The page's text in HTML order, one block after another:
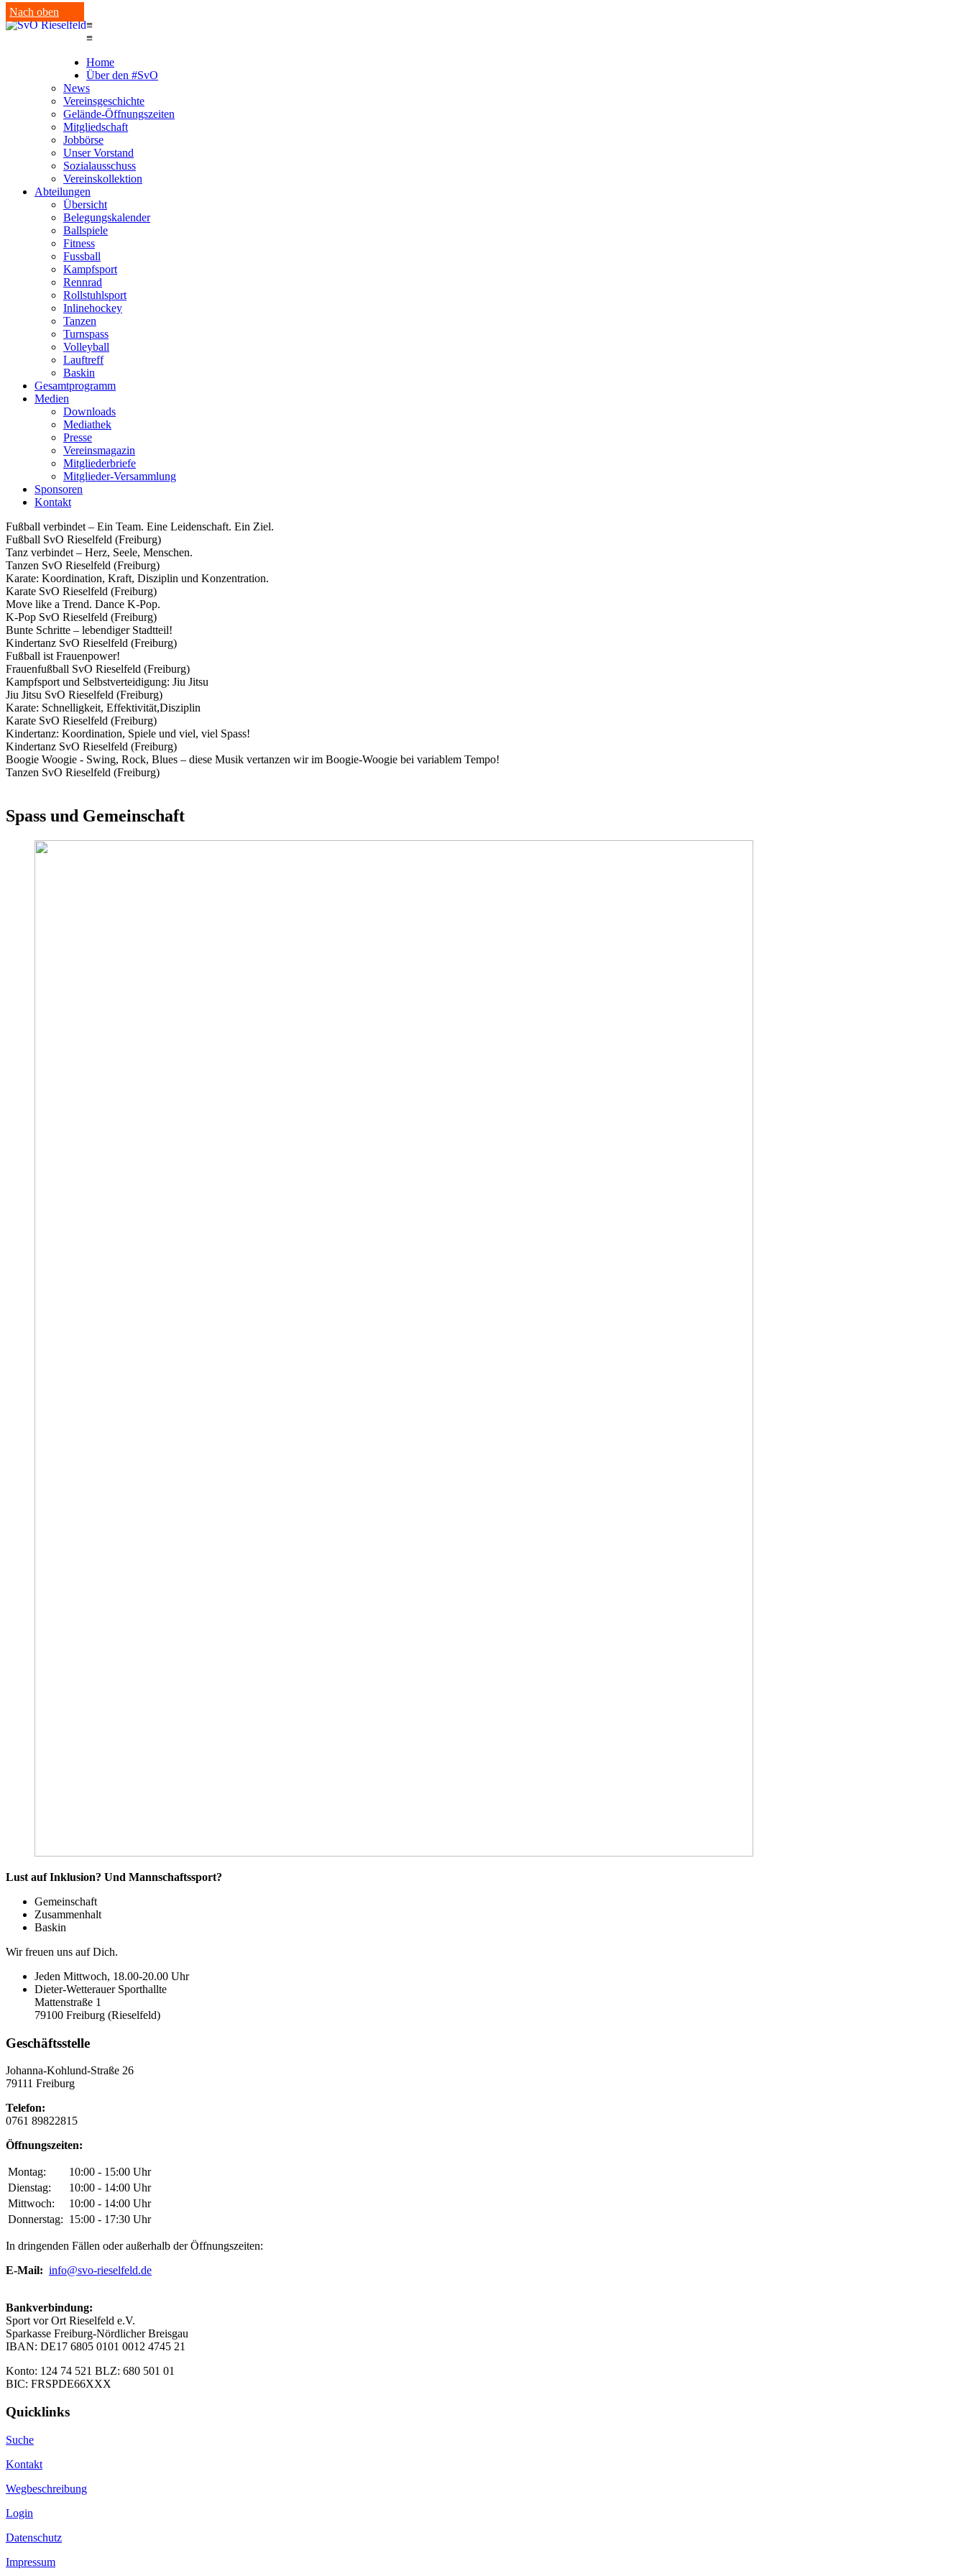
Nach oben
≡
≡
Home
Über den #SvO
News
Vereinsgeschichte
Gelände-Öffnungszeiten
Mitgliedschaft
Jobbörse
Unser Vorstand
Sozialausschuss
Vereinskollektion
Abteilungen
Übersicht
Belegungskalender
Ballspiele
Fitness
Fussball
Kampfsport
Rennrad
Rollstuhlsport
Inlinehockey
Tanzen
Turnspass
Volleyball
Lauftreff
Baskin
Gesamtprogramm
Medien
Downloads
Mediathek
Presse
Vereinsmagazin
Mitgliederbriefe
Mitglieder-Versammlung
Sponsoren
Kontakt
Fußball verbindet – Ein Team. Eine Leidenschaft. Ein Ziel.
Fußball SvO Rieselfeld (Freiburg)
Tanz verbindet – Herz, Seele, Menschen.
Tanzen SvO Rieselfeld (Freiburg)
Karate: Koordination, Kraft, Disziplin und Konzentration.
Karate SvO Rieselfeld (Freiburg)
Move like a Trend. Dance K-Pop.
K-Pop SvO Rieselfeld (Freiburg)
Bunte Schritte – lebendiger Stadtteil!
Kindertanz SvO Rieselfeld (Freiburg)
Fußball ist Frauenpower!
Frauenfußball SvO Rieselfeld (Freiburg)
Kampfsport und Selbstverteidigung: Jiu Jitsu
Jiu Jitsu SvO Rieselfeld (Freiburg)
Karate: Schnelligkeit, Effektivität,Disziplin
Karate SvO Rieselfeld (Freiburg)
Kindertanz: Koordination, Spiele und viel, viel Spass!
Kindertanz SvO Rieselfeld (Freiburg)
Boogie Woogie - Swing, Rock, Blues – diese Musik vertanzen wir im Boogie-Woogie bei variablem Tempo!
Tanzen SvO Rieselfeld (Freiburg)
Spass und Gemeinschaft
Lust auf Inklusion? Und Mannschaftssport?
Gemeinschaft
Zusammenhalt
Baskin
Wir freuen uns auf Dich.
Jeden Mittwoch, 18.00-20.00 Uhr
Dieter-Wetterauer Sporthallte
Mattenstraße 1
79100 Freiburg (Rieselfeld)
Geschäftsstelle
Johanna-Kohlund-Straße 26
79111 Freiburg
Telefon:
0761 89822815
Öffnungszeiten:
Montag:
10:00 - 15:00 Uhr
Dienstag:
10:00 - 14:00 Uhr
Mittwoch:
10:00 - 14:00 Uhr
Donnerstag: 15:00 - 17:30 Uhr
In dringenden Fällen oder außerhalb der Öffnungszeiten:
E-Mail: info@svo-rieselfeld.de
Bankverbindung:
Sport vor Ort Rieselfeld e.V.
Sparkasse Freiburg-Nördlicher Breisgau
IBAN: DE17 6805 0101 0012 4745 21
Konto: 124 74 521 BLZ: 680 501 01
BIC: FRSPDE66XXX
Quicklinks
Suche
Kontakt
Wegbeschreibung
Login
Datenschutz
Impressum